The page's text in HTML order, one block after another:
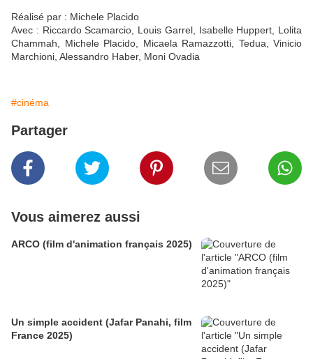
Réalisé par : Michele Placido
Avec : Riccardo Scamarcio, Louis Garrel, Isabelle Huppert, Lolita
Chammah, Michele Placido, Micaela Ramazzotti, Tedua, Vinicio
Marchioni, Alessandro Haber, Moni Ovadia
#cinéma
Partager
Vous aimerez aussi
ARCO (film d'animation français 2025)
Un simple accident (Jafar Panahi, film
France 2025)